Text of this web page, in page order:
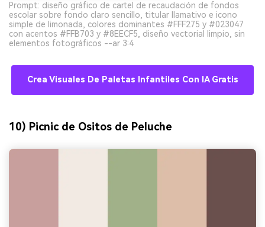
Prompt: diseño gráfico de cartel de recaudación de fondos
escolar sobre fondo claro sencillo, titular llamativo e icono
simple de limonada, colores dominantes #FFF275 y #023047
con acentos #FFB703 y #8EECF5, diseño vectorial limpio, sin
elementos fotográficos --ar 3:4
Crea Visuales De Paletas Infantiles Con IA Gratis
10) Picnic de Ositos de Peluche